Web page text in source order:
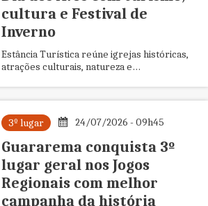
cultura e Festival de
Inverno
Estância Turística reúne igrejas históricas,
atrações culturais, natureza e
gerações
3º lugar
24/07/2026 - 09h45
Guararema conquista 3º
lugar geral nos Jogos
Regionais com melhor
campanha da história